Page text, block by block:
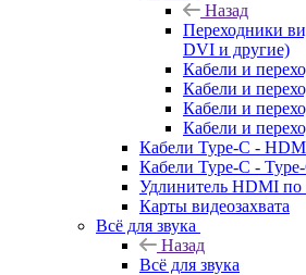
Назад
Переходники
DVI и другие)
Кабели и
Кабели и
Кабели и
Кабели и
Кабели Type-C -
Кабели Type-C -
Удлинитель HDMI по
Карты видеозахвата
Всё для звука
Назад
Всё для звука